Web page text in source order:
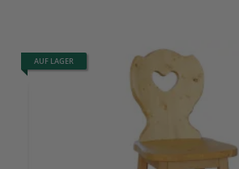
AUF LAGER